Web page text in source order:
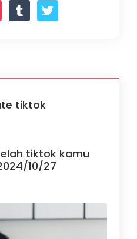
tiktok
tiktok kamu
10/27